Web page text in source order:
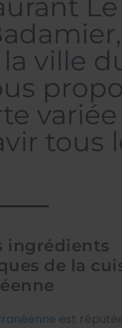
Le
ville
tous
ingrédients
de la
est